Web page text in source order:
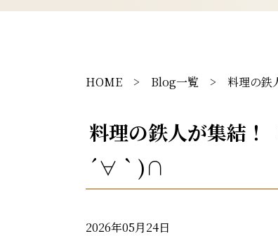
HOME > Blog一覧 > 料理の鉄
料理の鉄人が集結
´∀｀)∩
2026年05月24日